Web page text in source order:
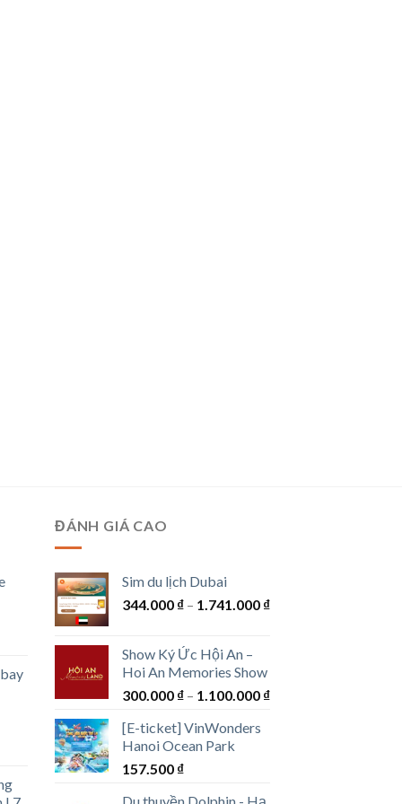
₫
₫
ĐÁNH GIÁ CAO
Sim du lịch Dubai
344.000 ₫ – 1.741.000 ₫Khoảng
1.741.000 ₫
Show Ký Ức Hội An –
Hoi An Memories Show
300.000 ₫ – 1.100.000 ₫Khoảng
[E-ticket] VinWonders
Hanoi Ocean Park
157.500 ₫